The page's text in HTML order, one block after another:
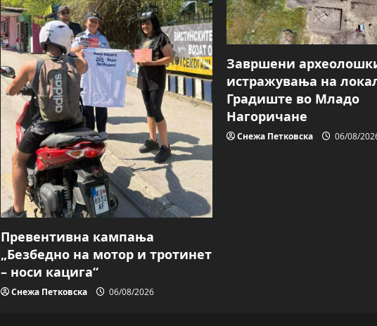
Превентивна кампања
„Безбедно на мотор и тротинет
– носи кацига“
Снежа Петковска 06/08/2026
Завршени
истражувања на
Градиште во Младо
Нагоричане
Снежа Петковска 06/08/